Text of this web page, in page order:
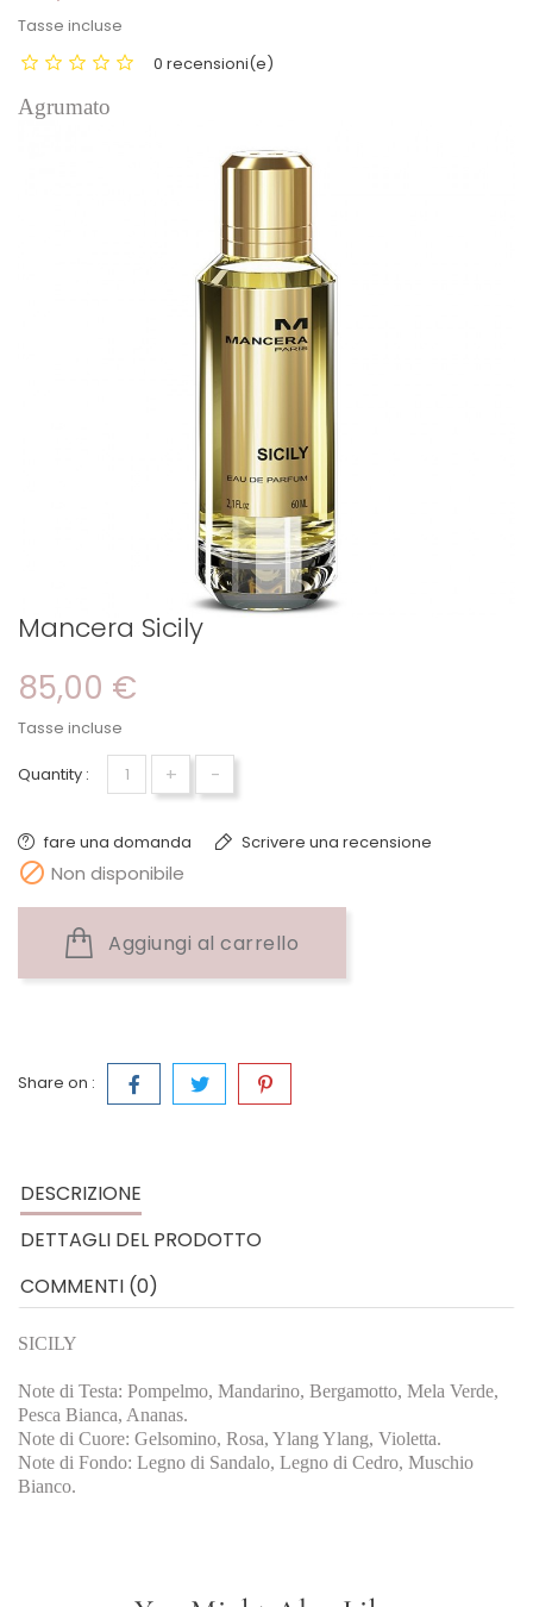
Tasse incluse
0 recensioni(e)
Agrumato
Mancera Sicily
85,00 €
Tasse incluse
Quantity : + -
fare una domanda Scrivere una recensione
 Non disponibile
Aggiungi al carrello
Share on :
DESCRIZIONE
DETTAGLI DEL PRODOTTO
COMMENTI (0)
SICILY
Note di Testa: Pompelmo, Mandarino, Bergamotto, Mela Verde,
Pesca Bianca, Ananas.
Note di Cuore: Gelsomino, Rosa, Ylang Ylang, Violetta.
Note di Fondo: Legno di Sandalo, Legno di Cedro, Muschio
Bianco.